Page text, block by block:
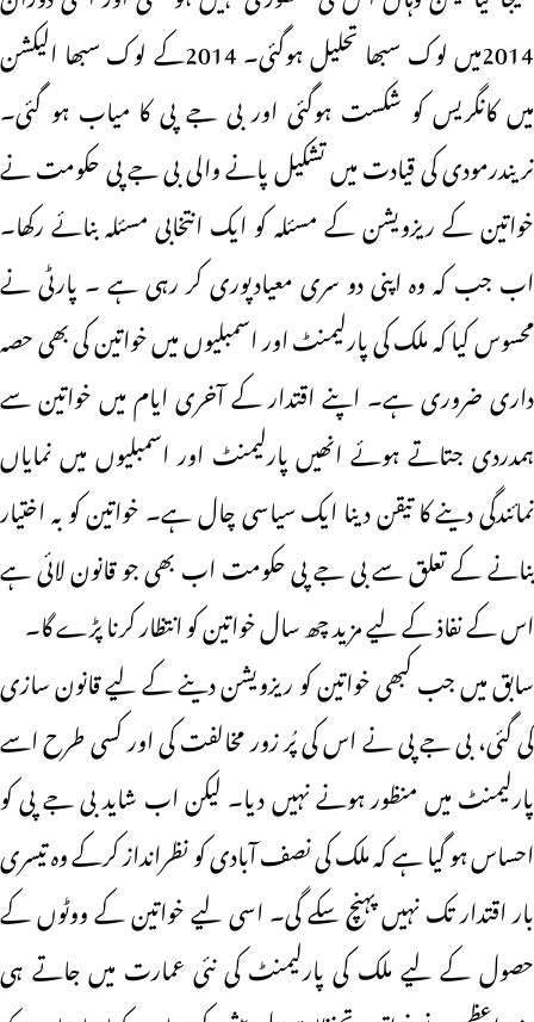
2014میں لوک سبھا تحلیل ہوگئی۔ 2014کے لوک سبھا الیکشن
میں کانگریس کو شکست ہوگئی اور بی جے پی کا میاب ہو گئی۔
نریندرمودی کی قیادت میں تشکیل پانے والی بی جے پی حکومت نے
خواتین کے ریزویشن کے مسئلہ کو ایک انتخابی مسئلہ بنائے رکھا۔
اب جب کہ وہ اپنی دو سری معیادپوری کر رہی ہے ۔ پارٹی نے
محسوس کیا کہ ملک کی پارلیمنٹ اور اسمبلیوں میں خواتین کی بھی حصہ
داری ضروری ہے۔ اپنے اقتدار کے آخری ایام میں خواتین سے
ہمدردی جتاتے ہوئے انھیں پارلیمنٹ اور اسمبلیوں میں نمایاں
نمائندگی دینے کا تیقن دینا ایک سیاسی چال ہے۔ خواتین کو بہ اختیار
بنانے کے تعلق سے بی جے پی حکومت اب بھی جو قانون لائی ہے
اس کے نفاذ کے لیے مزید چھ سال خواتین کو انتظار کرنا پڑے گا۔
سابق میں جب کبھی خواتین کو ریزویشن دینے کے لیے قانون سازی
کی گئی، بی جے پی نے اس کی پُر زور مخالفت کی اور کسی طرح اسے
پارلیمنٹ میں منظور ہونے نہیں دیا۔ لیکن اب شاید بی جے پی کو
احساس ہو گیا ہے کہ ملک کی نصف آبادی کو نظرانداز کرکے وہ تیسری
بار اقتدار تک نہیں پہنچ سکے گی۔ اسی لیے خواتین کے ووٹوں کے
حصول کے لیے ملک کی پارلیمنٹ کی نئی عمارت میں جاتے ہی